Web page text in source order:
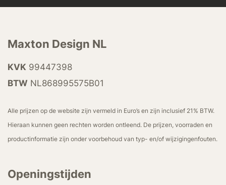
Maxton Design NL
KVK 99447398
BTW NL868995575B01
Alle prijzen op de website zijn vermeld in Euro’s en zijn inclusief 21% BTW.
Hieraan kunnen geen rechten worden ontleend. De prijzen, voorraden en
productinformatie zijn onder voorbehoud van typ- en/of wijzigingenfouten.
Openingstijden